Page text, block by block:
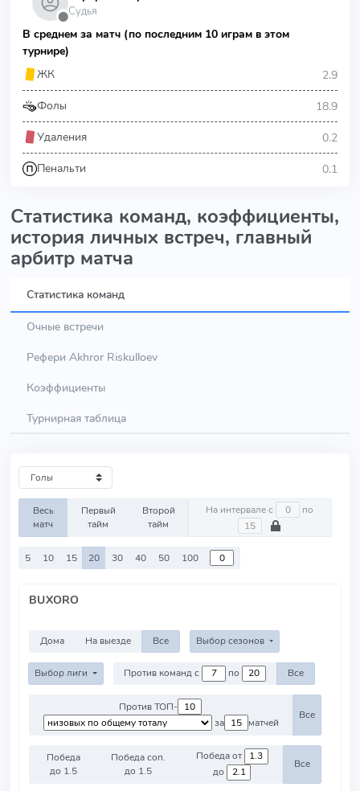
⬤Судья
В среднем за матч (по последним 10 играм в этом
турнире)
ЖК
2.9
Фолы 18.9
Удаления 0.2
Пенальти 0.1
Статистика команд, коэффициенты,
история личных встреч, главный
арбитр матча
Статистика команд
Очные встречи
Рефери Akhror Riskulloev
Коэффициенты
Турнирная таблица
Весь
матч
Первый
тайм
Второй
тайм
На интервале с по
5 10 15 20 30 40 50 100
BUXORO
Дома На выезде Все Выбор сезонов
Выбор лиги Против команд с по Все
Против ТОП-
за
матчей
Все
Победа
до 1.5
Победа соп.
до 1.5
Победа от
до
Все